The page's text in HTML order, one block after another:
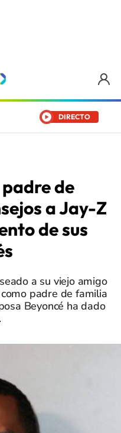
DIRECTO
de
a Jay-Z
de sus
a su viejo amigo
padre de familia
Beyoncé ha dado